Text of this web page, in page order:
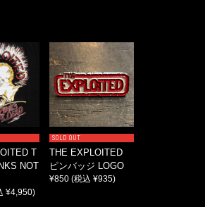
T
NOT
¥4,950)
SOLD OUT
THE EXPLOITED
ピンバッジ LOGO
¥850 (税込 ¥935)